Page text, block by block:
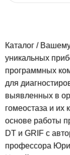
Каталог /
уникальных
программных
для
выявленных в
гомеостаза и их
основе работы
DT и GRIF c
профессора